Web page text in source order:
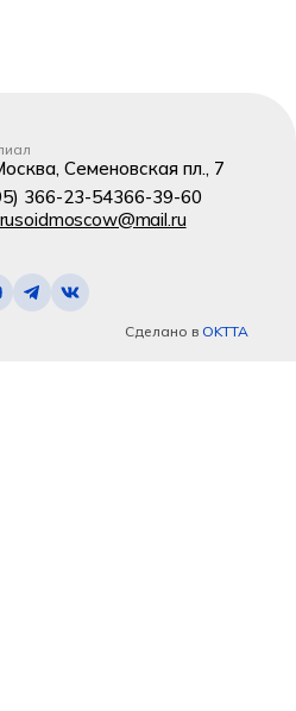
Семеновская пл., 7
366-23-54366-39-60
Сделано в OKTTA